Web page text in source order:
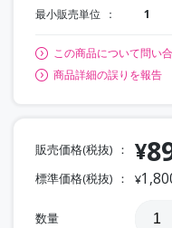
最小販売単位 1
この商品について問い
商品詳細の誤りを報告
販売価格(税抜) ¥
標準価格(税抜) ¥
数量